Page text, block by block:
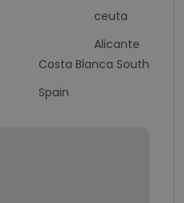
ceuta
Alicante
Costa Blanca South
Spain